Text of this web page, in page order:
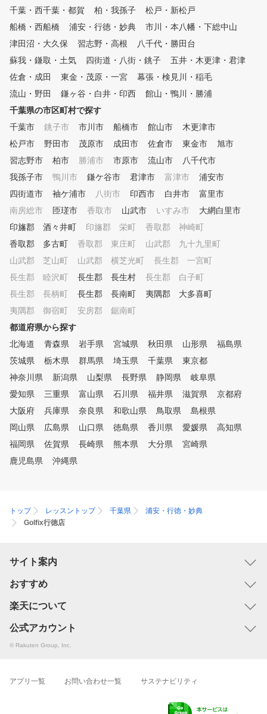
適のスイング理論をご提案する
ことで上達をサポートします。
■POINT３ クラブフィッティ
ング 現在のクラブが合ってい
いたします。また、次のステッ
プに向けて使うべきクラブも合
わせてご提案いたします。 ■P
OINT４ 筋力・柔軟性 ゴルフ
に必要な筋力は他のスポーツと
異なって限られています。ご自
グメニューも合わせて提案しま
す。 ■POINT５ コースマネジ
メント ほとんどのゴルファー
がこの部分でスコアをロスして
います。スコアアップに重要な
コースマネジメントやメンタル
たします。
し） ・キャディバック置
を無料 ・キャディバック
国どこでも3500円配送サ
ス 当店は初心者や若い方もと
となっています。 まずは
無料体験レッスンにお越
さい！
千葉・西千葉・都賀
柏・我孫子
松戸・新松戸
船橋・西船橋
浦安・行徳・妙典
市川・本八幡・下総中山
津田沼・大久保
習志野・高根
八千代・勝田台
蘇我・鎌取・土気
四街道・八街・銚子
五井・木更津・君津
佐倉・成田
東金・茂原・一宮
幕張・検見川・稲毛
流山・野田
鎌ヶ谷・白井・印西
館山・鴨川・勝浦
千葉県の市区町村で探す
千葉市
銚子市 市川市 船橋市 館山市
木更津市
松戸市
野田市 茂原市 成田市 佐倉市 東金市
旭市
習志野市
柏市 勝浦市 市原市 流山市
八千代市
我孫子市
鴨川市 鎌ケ谷市 君津市 富津市
浦安市
四街道市
袖ケ浦市 八街市 印西市 白井市
富里市
南房総市
匝瑳市 香取市 山武市 いすみ市
大網白里市
印旛郡 酒々井町
印旛郡 栄町
香取郡 神崎町
香取郡 多古町
香取郡 東庄町
山武郡 九十九里町
山武郡 芝山町
山武郡 横芝光町
長生郡 一宮町
長生郡 睦沢町
長生郡 長生村
長生郡 白子町
長生郡 長柄町
長生郡 長南町
夷隅郡 大多喜町
夷隅郡 御宿町
安房郡 鋸南町
都道府県から探す
北海道
青森県 岩手県 宮城県 秋田県 山形県
福島県
茨城県
栃木県 群馬県 埼玉県 千葉県
東京都
神奈川県
新潟県 山梨県 長野県 静岡県
岐阜県
愛知県
三重県 富山県 石川県 福井県 滋賀県
京都府
大阪府
兵庫県 奈良県 和歌山県 鳥取県
島根県
岡山県
広島県 山口県 徳島県 香川県 愛媛県
高知県
福岡県
佐賀県 長崎県 熊本県 大分県
宮崎県
鹿児島県
沖縄県
トップ レッスントップ 千葉県
浦安・行徳・妙典
Golfix行徳店
サイト案内
おすすめ
楽天について
公式アカウント
© Rakuten Group, Inc.
アプリ一覧 お問い合わせ一覧 サステナビリティ